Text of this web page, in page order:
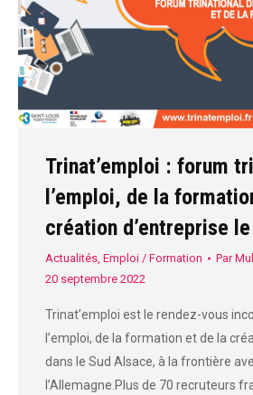
Trinat’emploi : forum
l’emploi, de la
création d’entreprise
Actualités, Emploi / Formation Par
20 septembre 2022
Trinat’emploi est le rendez-vous
l’emploi, de la formation et de la
dans le Sud Alsace, à la frontière
l’Allemagne.Plus de 70 recruteurs